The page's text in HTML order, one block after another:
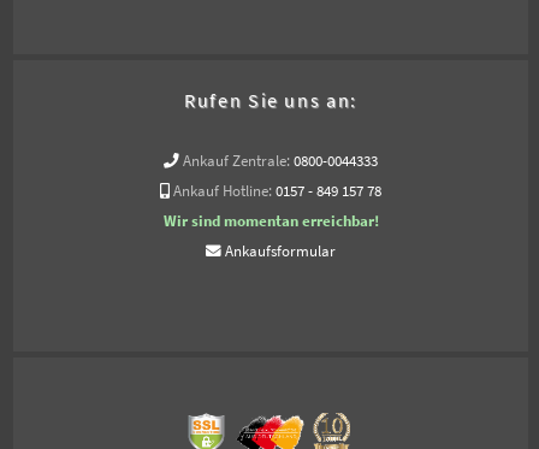
Rufen Sie uns an:
Ankauf Zentrale: 0800-0044333
Ankauf Hotline: 0157 - 849 157 78
Wir sind momentan erreichbar!
Ankaufsformular